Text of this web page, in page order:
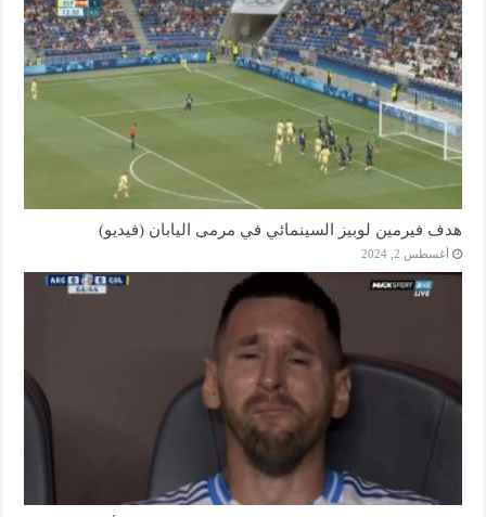
هدف فيرمين لوبيز السينمائي في مرمى اليابان (فيديو)
أغسطس 2, 2024